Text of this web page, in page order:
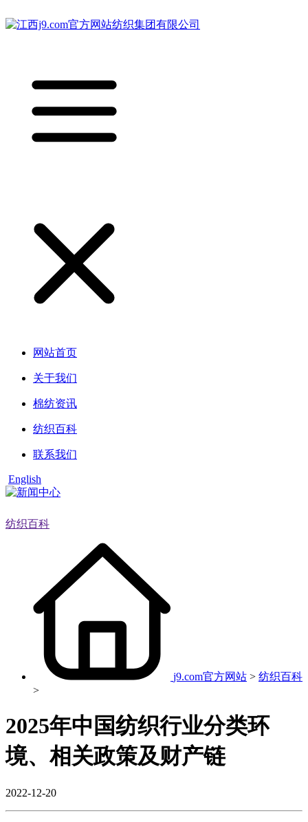
网站首页
关于我们
棉纺资讯
纺织百科
联系我们
English
纺织百科
j9.com官方网站 > 纺织百科
>
2025年中国纺织行业分类环
境、相关政策及财产链
2022-12-20